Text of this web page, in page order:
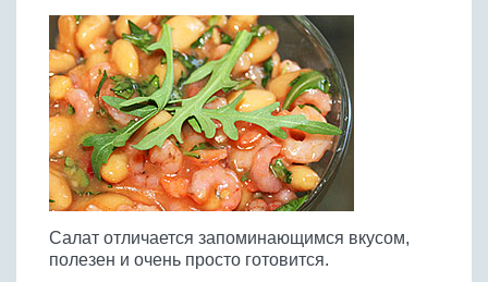
Салат отличается запоминающимся вкусом,
полезен и очень просто готовится.